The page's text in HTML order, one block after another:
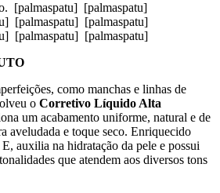
[palmaspatu] [palmaspatu]
[palmaspatu] [palmaspatu]
[palmaspatu] [palmaspatu]
como manchas e linhas de
o Corretivo Líquido Alta
um acabamento uniforme, natural e de
aveludada e toque seco. Enriquecido
auxilia na hidratação da pele e possui
que atendem aos diversos tons